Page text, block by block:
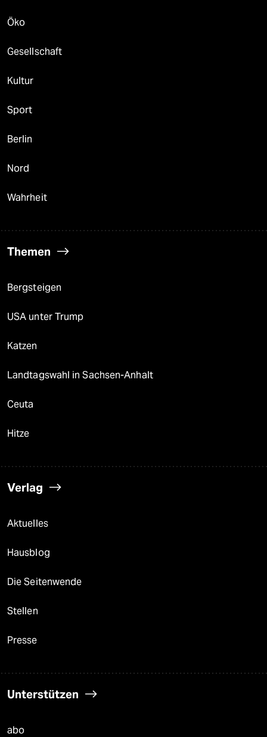
Öko
Gesellschaft
Kultur
Sport
Berlin
Nord
Wahrheit
Themen
Bergsteigen
USA unter Trump
Katzen
Landtagswahl in Sachsen-Anhalt
Ceuta
Hitze
Verlag
Aktuelles
Hausblog
Die Seitenwende
Stellen
Presse
Unterstützen
abo